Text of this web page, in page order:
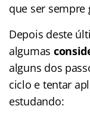
que ser sempre
Depois deste
algumas
alguns dos
ciclo e tentar
estudando: